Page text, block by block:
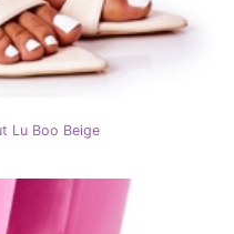
Lu Boo Beige